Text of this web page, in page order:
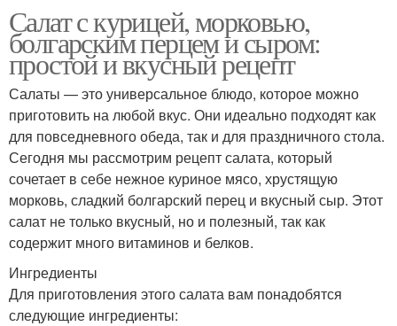
Салат с курицей, морковью,
болгарским перцем и сыром:
простой и вкусный рецепт
Салаты — это универсальное блюдо, которое можно
приготовить на любой вкус. Они идеально подходят как
для повседневного обеда, так и для праздничного стола.
Сегодня мы рассмотрим рецепт салата, который
сочетает в себе нежное куриное мясо, хрустящую
морковь, сладкий болгарский перец и вкусный сыр. Этот
салат не только вкусный, но и полезный, так как
содержит много витаминов и белков.
Ингредиенты
Для приготовления этого салата вам понадобятся
следующие ингредиенты: